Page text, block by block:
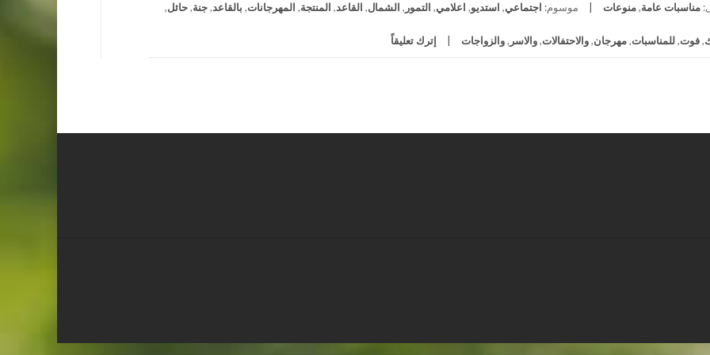
مناسبات عامة,منوعات موسوم: اجتماعي, استديو, اعلامي, التمور , الشمال, القاعد, المنتجة, المهرجانات, بالقاعد,جنة,حائل,
,فوت,للمناسبات,مهرجان,والاحتفالات,والاسر ,والزواجات إترك تعليقاً